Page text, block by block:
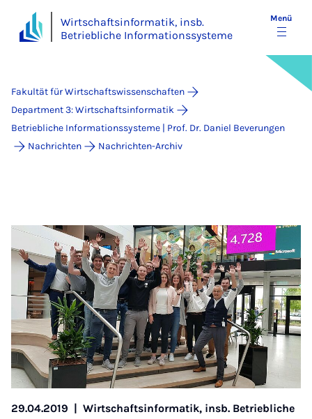
Wirtschaftsinformatik, insb.
Betriebliche Informationssysteme
Menü
Fakultät für Wirtschaftswissenschaften
Department 3: Wirtschaftsinformatik
Betriebliche Informationssysteme | Prof. Dr. Daniel Beverungen
Nachrichten
Nachrichten-Archiv
29.04.2019 | Wirtschaftsinformatik, insb. Betriebliche